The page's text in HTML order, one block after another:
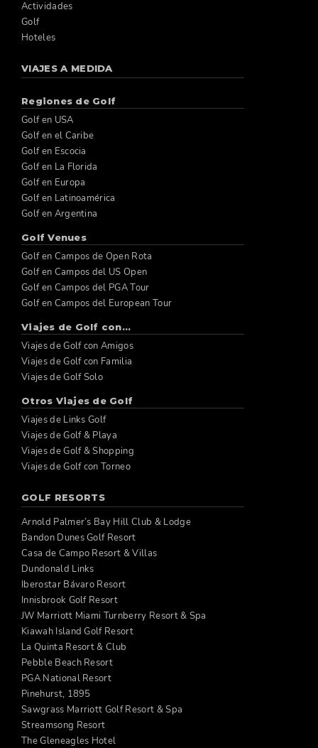
Actividades
Golf
Hoteles
VIAJES A MEDIDA
Regiones de Golf
Golf en USA
Golf en el Caribe
Golf en Escocia
Golf en La Florida
Golf en Europa
Golf en Latinoamérica
Golf en Argentina
Golf Venues
Golf en Campos de Open Rota
Golf en Campos del US Open
Golf en Campos del PGA Tour
Golf en Campos del European Tour
Viajes de Golf con...
Viajes de Golf con Amigos
Viajes de Golf con Familia
Viajes de Golf Solo
Otros Viajes de Golf
Viajes de Links Golf
Viajes de Golf & Playa
Viajes de Golf & Shopping
Viajes de Golf con Torneo
GOLF RESORTS
Arnold Palmer’s Bay Hill Club & Lodge
Bandon Dunes Golf Resort
Casa de Campo Resort & Villas
Dundonald Links
Iberostar Bávaro Resort
Innisbrook Golf Resort
JW Marriott Miami Turnberry Resort & Spa
Kiawah Island Golf Resort
La Quinta Resort & Club
Pebble Beach Resort
PGA National Resort
Pinehurst, 1895
Sawgrass Marriott Golf Resort & Spa
Streamsong Resort
The Gleneagles Hotel